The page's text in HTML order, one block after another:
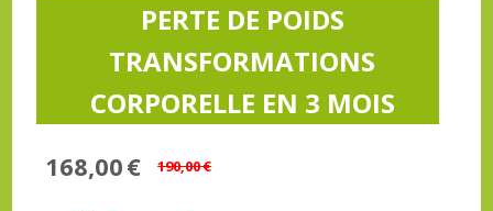
PERTE DE POIDS
TRANSFORMATIONS
CORPORELLE EN 3 MOIS
168,00€ 190,00€